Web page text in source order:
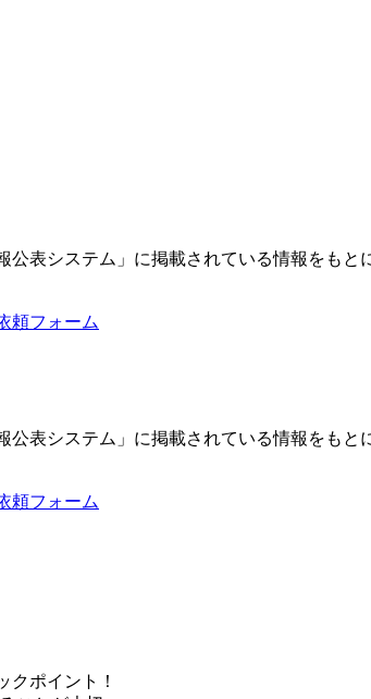
公表システム」に掲載されている情報をも
頼フォーム
公表システム」に掲載されている情報をも
頼フォーム
クポイント！